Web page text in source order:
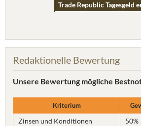
Trade Republic Tagesgeld
Redaktionelle Bewertung
Unsere Bewertung mögliche
Kriterium
Zinsen und Konditionen 50%